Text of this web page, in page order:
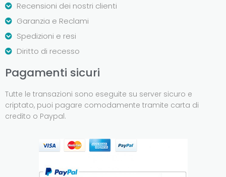
Recensioni dei nostri clienti
Garanzia e Reclami
Spedizioni e resi
Diritto di recesso
Pagamenti sicuri
Tutte le transazioni sono eseguite su server sicuro e
criptato, puoi pagare comodamente tramite carta di
credito o Paypal.